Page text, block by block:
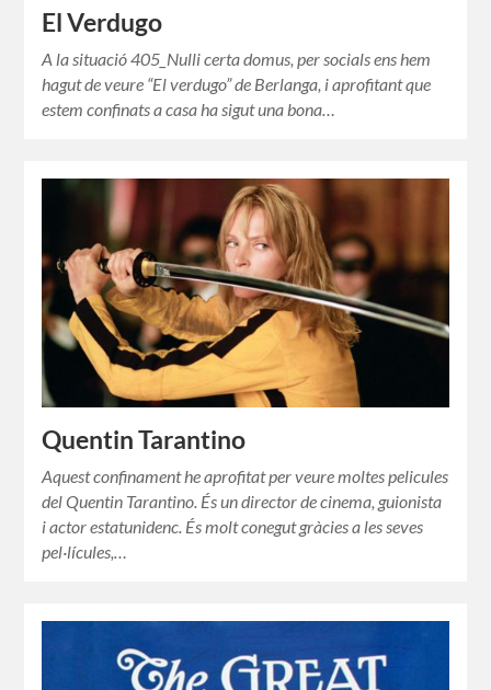
El Verdugo
A la situació 405_Nulli certa domus, per socials ens hem
hagut de veure “El verdugo” de Berlanga, i aprofitant que
estem confinats a casa ha sigut una bona…
Quentin Tarantino
Aquest confinament he aprofitat per veure moltes pelicules
del Quentin Tarantino. És un director de cinema, guionista
i actor estatunidenc. És molt conegut gràcies a les seves
pel·lícules,…